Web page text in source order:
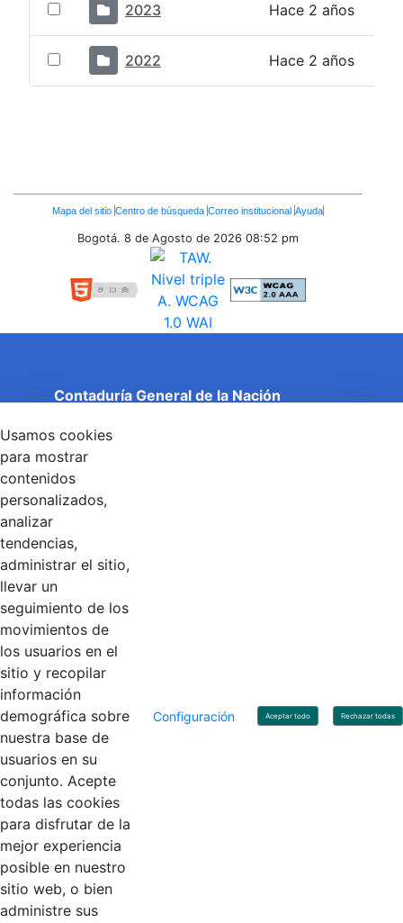
2023 Hace 2 años
2022 Hace 2 años
Enlaces
Inferiores
Mapa del sitio Centro de búsqueda Correo institucional Ayuda
Bogotá. 8 de Agosto de 2026 08:52 pm
Contaduría General de la Nación
Entidad adscrita al Ministerio de Hacienda y Crédito
Público
Torre 1 (Aire) - Piso 15, Bogotá D.C., Colombia
Código Postal: 111071
Linkedin
Contacto
Línea de servicio al ciudadano: +57(601) 492 64 00
Correo Institucional:
Correo de notificaciones judiciales:
notificacionjudicial@contaduria.gov.co
Correo de Asuntos disciplinarios:
asuntosdisciplinarios@contaduria.gov.co
Línea Anticorrupción: +57(601) 492 64 00 Ext. 4
Política de privacidad y protección de datos personales
Política de derechos de autor
Términos y condiciones de uso
© Copyright 2026 - Todos los derechos reservados
Gobierno de Colombia
Usamos cookies
para mostrar
contenidos
personalizados,
analizar
tendencias,
administrar el sitio,
llevar un
seguimiento de los
movimientos de
los usuarios en el
sitio y recopilar
información
demográfica sobre
nuestra base de
usuarios en su
conjunto. Acepte
todas las cookies
para disfrutar de la
mejor experiencia
posible en nuestro
sitio web, o bien
administre sus
Configuración Aceptar todo Rechazar todas